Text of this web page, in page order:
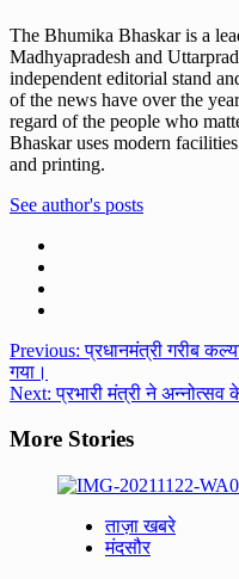
The Bhumika Bhaskar is a
Madhyapradesh and
independent editorial stand
of the news have over the
regard of the people who
Bhaskar uses modern
and printing.
See author's posts
Post
navigation
Previous:प्रधानमंत्री गरीब
गया।
Next:प्रभारी मंत्री ने अन्नोत्सव
More Stories
ताज़ा खबरे
मंदसौर